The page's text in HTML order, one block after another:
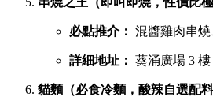
必點推介： 混醬雞肉串
詳細地址： 葵涌廣場 3
貓麵（必食冷麵，酸辣自選配料